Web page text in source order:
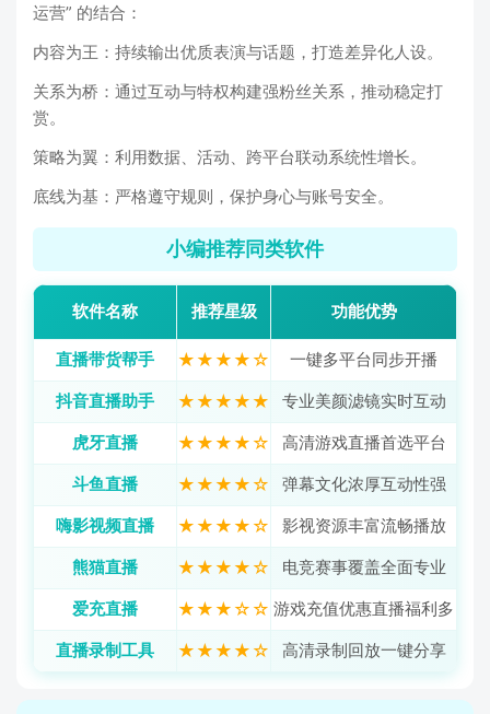
运营” 的结合：
内容为王：持续输出优质表演与话题，打造差异化人设。
关系为桥：通过互动与特权构建强粉丝关系，推动稳定打
赏。
策略为翼：利用数据、活动、跨平台联动系统性增长。
底线为基：严格遵守规则，保护身心与账号安全。
小编推荐同类软件
软件名称 推荐星级 功能优势
直播带货帮手 ★★★★☆
一键多平台同步开播
抖音直播助手
★★★★★
专业美颜滤镜实时互动
虎牙直播
★★★★☆
高清游戏直播首选平台
斗鱼直播
★★★★☆
弹幕文化浓厚互动性强
嗨影视频直播
★★★★☆
影视资源丰富流畅播放
熊猫直播
★★★★☆
电竞赛事覆盖全面专业
爱充直播
★★★☆☆ 游戏充值优惠直播福利多
直播录制工具
★★★★☆ 高清录制回放一键分享